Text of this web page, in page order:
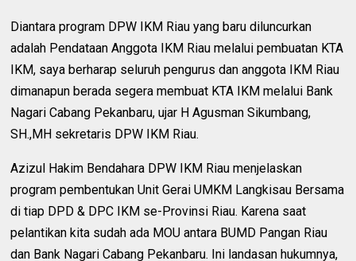
Diantara program DPW IKM Riau yang baru diluncurkan
adalah Pendataan Anggota IKM Riau melalui pembuatan KTA
IKM, saya berharap seluruh pengurus dan anggota IKM Riau
dimanapun berada segera membuat KTA IKM melalui Bank
Nagari Cabang Pekanbaru, ujar H Agusman Sikumbang,
SH.,MH sekretaris DPW IKM Riau.
Azizul Hakim Bendahara DPW IKM Riau menjelaskan
program pembentukan Unit Gerai UMKM Langkisau Bersama
di tiap DPD & DPC IKM se-Provinsi Riau. Karena saat
pelantikan kita sudah ada MOU antara BUMD Pangan Riau
dan Bank Nagari Cabang Pekanbaru. Ini landasan hukumnya,